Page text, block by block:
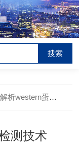
western蛋白检测技术
测技术